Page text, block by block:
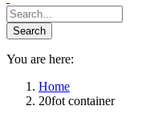
You are here:
Home
20fot container